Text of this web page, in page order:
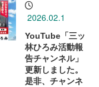
2026.02.1
YouTube「三ッ
林ひろみ活動報
告チャンネル」
更新しました。
是非、チャンネ